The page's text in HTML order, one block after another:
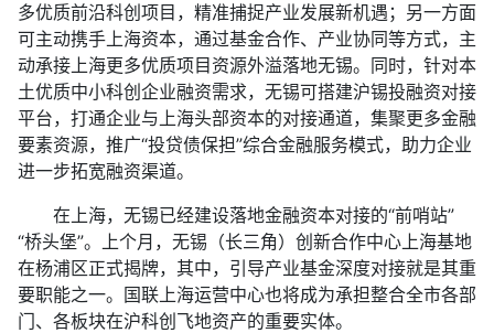
多优质前沿科创项目，精准捕捉产业发展新机遇；另一方面
可主动携手上海资本，通过基金合作、产业协同等方式，主
动承接上海更多优质项目资源外溢落地无锡。同时，针对本
土优质中小科创企业融资需求，无锡可搭建沪锡投融资对接
平台，打通企业与上海头部资本的对接通道，集聚更多金融
要素资源，推广“投贷债保担”综合金融服务模式，助力企业
进一步拓宽融资渠道。
在上海，无锡已经建设落地金融资本对接的“前哨站”
“桥头堡”。上个月，无锡（长三角）创新合作中心上海基地
在杨浦区正式揭牌，其中，引导产业基金深度对接就是其重
要职能之一。国联上海运营中心也将成为承担整合全市各部
门、各板块在沪科创飞地资产的重要实体。